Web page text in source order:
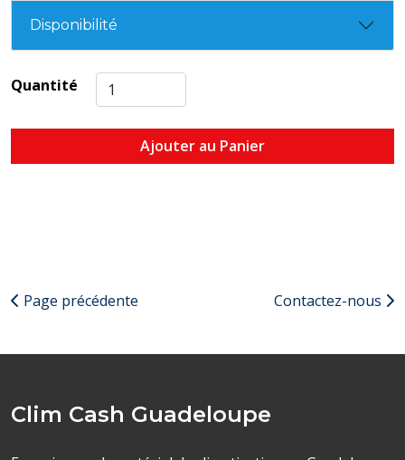
Disponibilité
Quantité
Ajouter au Panier
Page précédente Contactez-nous
Clim Cash Guadeloupe